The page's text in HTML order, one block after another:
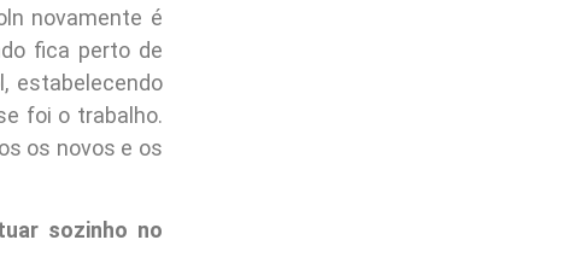
novamente é
fica perto de
estabelecendo
foi o trabalho.
os novos e os
sozinho no